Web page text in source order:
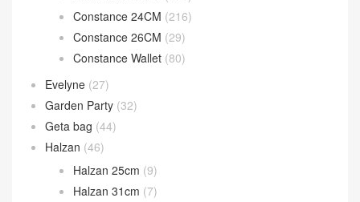
Constance 24CM (216)
Constance 26CM (29)
Constance Wallet (80)
Evelyne (27)
Garden Party (32)
Geta bag (44)
Halzan (46)
Halzan 25cm (9)
Halzan 31cm (7)